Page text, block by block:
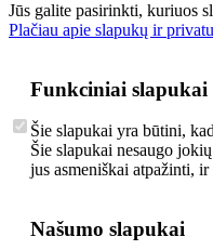
Jūs galite pasirinkti, kuriuos
Plačiau apie slapukų ir
Funkciniai
Šie slapukai yra būtini,
Šie slapukai nesaugo
jus asmeniškai atpažinti,
Našumo slapukai